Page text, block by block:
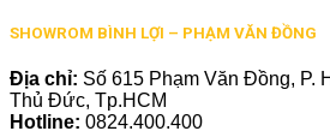
SHOWROM BÌNH LỢI – PHẠM VĂN ĐỒNG
Địa chỉ: Số 615 Phạm Văn Đồng, P.
Thủ Đức, Tp.HCM
Hotline: 0824.400.400